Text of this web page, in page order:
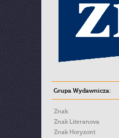
Grupa Wydawnicza:
Znak
Znak Literanova
Znak Horyzont